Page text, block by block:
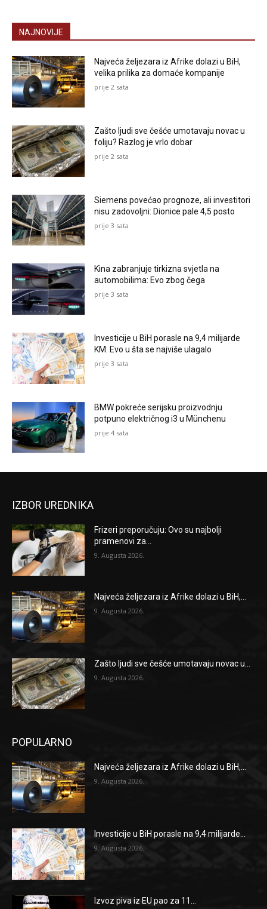
NAJNOVIJE
Najveća željezara iz Afrike dolazi u BiH,
velika prilika za domaće kompanije
prije 2 sata
Zašto ljudi sve češće umotavaju novac u
foliju? Razlog je vrlo dobar
prije 2 sata
Siemens povećao prognoze, ali investitori
nisu zadovoljni: Dionice pale 4,5 posto
prije 3 sata
Kina zabranjuje tirkizna svjetla na
automobilima: Evo zbog čega
prije 3 sata
Investicije u BiH porasle na 9,4 milijarde
KM: Evo u šta se najviše ulagalo
prije 3 sata
BMW pokreće serijsku proizvodnju
potpuno električnog i3 u Münchenu
prije 4 sata
IZBOR UREDNIKA
Frizeri preporučuju: Ovo su najbolji
pramenovi za...
9. Augusta 2026.
Najveća željezara iz Afrike dolazi u BiH,...
9. Augusta 2026.
Zašto ljudi sve češće umotavaju novac u...
9. Augusta 2026.
POPULARNO
Najveća željezara iz Afrike dolazi u BiH,...
9. Augusta 2026.
Investicije u BiH porasle na 9,4 milijarde...
9. Augusta 2026.
Izvoz piva iz EU pao za 11...